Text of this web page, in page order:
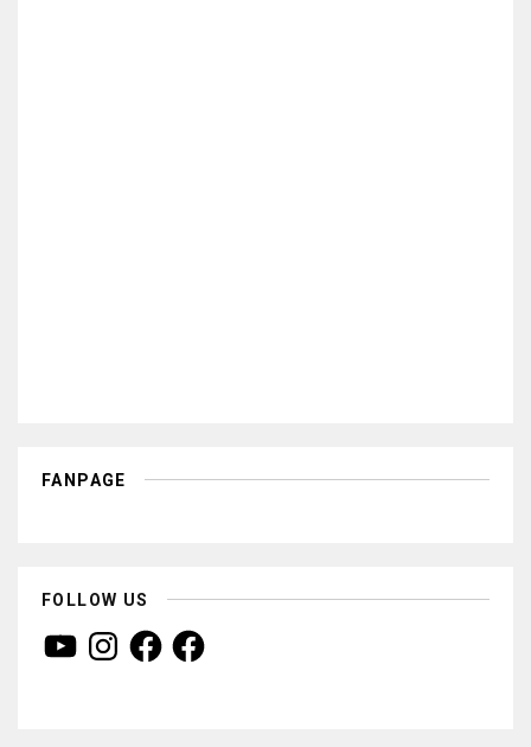
FANPAGE
FOLLOW US
Y
o
n
F
a
F
a